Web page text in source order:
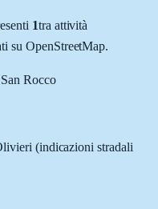
1tra attività
su OpenStreetMap.
Rocco
(indicazioni stradali